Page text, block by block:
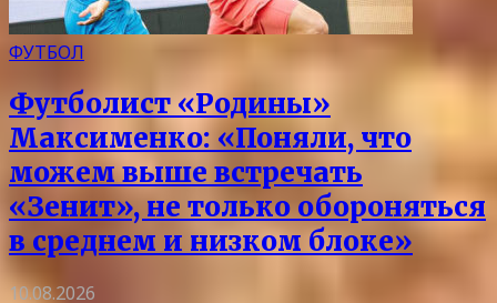
ФУТБОЛ
Футболист «Родины»
Максименко: «Поняли, что
можем выше встречать
«Зенит», не только обороняться
в среднем и низком блоке»
10.08.2026